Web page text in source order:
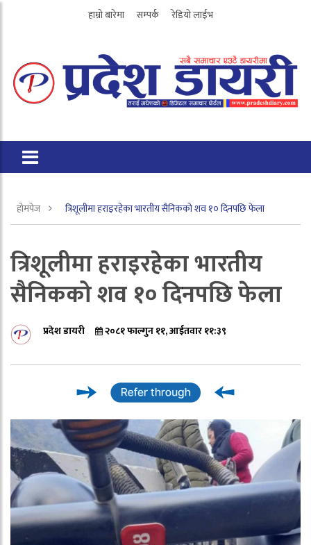
हाम्रो बारेमा सम्पर्क रेडियो लाईभ
होमपेज त्रिशूलीमा हराइरहेका भारतीय सैनिकको शव १० दिनपछि फेला
त्रिशूलीमा हराइरहेका भारतीय
सैनिकको शव १० दिनपछि फेला
प्रदेश डायरी २०८१ फाल्गुन ११, आईतवार ११:३९